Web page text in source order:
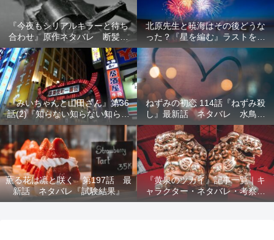
『今夜もシリアルキラーと待ち
合わせ』原作ネタバレ 断髪オ
ブジェ殺人事件 犯人の正体や
結末を解説
北原先生と暁海はその後どうな
った？『星を編む』ラストをネ
タバレ解説
『みいちゃんと山田さん』第36
話(2)『知らない知らない知らな
い』最新話 ネタバレ 犯人確
定 次回最終回
ねずみの初恋 114話『ねずみ殺
し』最新話 ネタバレ 水鳥死
亡 鯆を殺すか
薫る花は凛と咲く 第197話 最
新話 ネタバレ『試験結果』
『黄泉のツガイ』記事一覧｜キ
ャラクター・ネタバレ・考察・
死亡キャラまとめ【完全ガイ